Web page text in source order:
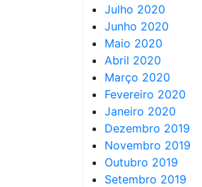
Julho 2020
Junho 2020
Maio 2020
Abril 2020
Março 2020
Fevereiro 2020
Janeiro 2020
Dezembro 2019
Novembro 2019
Outubro 2019
Setembro 2019